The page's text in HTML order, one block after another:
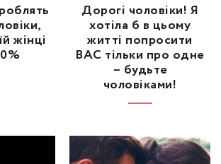
жінці
Дорогі чоловіки! Я
хотіла б в цьому
житті попросити
ВАС тільки про одне
– будьте
чоловіками!